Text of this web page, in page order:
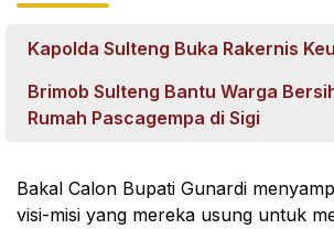
Kapolda Sulteng Buka Rakernis
Brimob Sulteng Bantu Warga
Rumah Pascagempa di Sigi
Bakal Calon Bupati Gunardi
visi-misi yang mereka usung untuk